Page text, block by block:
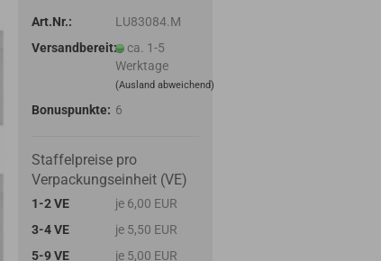
Art.Nr.:
LU83084.M
Versandbereit:
ca. 1-5
Werktage
(Ausland abweichend)
Bonuspunkte: 6
Staffelpreise pro
Verpackungseinheit (VE)
1-2 VE
je 6,00 EUR
3-4 VE
je 5,50 EUR
5-9 VE
je 5,00 EUR